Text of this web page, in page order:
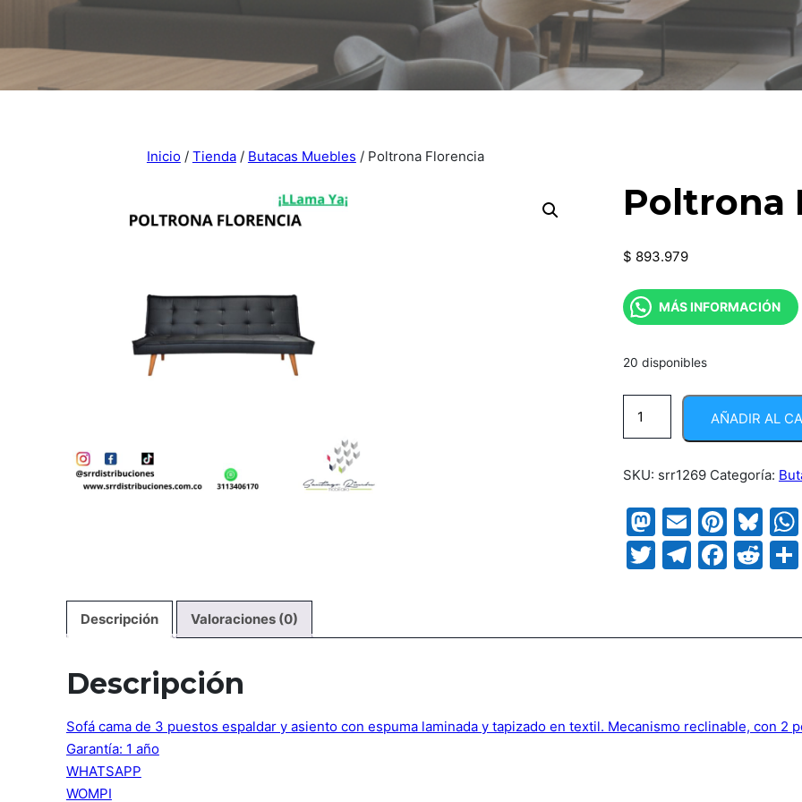
Inicio/ Tienda/ Butacas Muebles / Poltrona Florencia
Poltrona
$ 893.979
MÁS INFORMACIÓN
20 disponibles
Florencia
AÑADIR AL
SKU: srr1269 Categoría:
Mastodon
Email
Twitter
Telegram
Descripción Valoraciones (0)
Descripción
Sofá cama de 3 puestos espaldar y asiento con espuma laminada y tapizado en textil. Mecanismo reclinable, con 2
Garantía: 1 año
WHATSAPP
WOMPI